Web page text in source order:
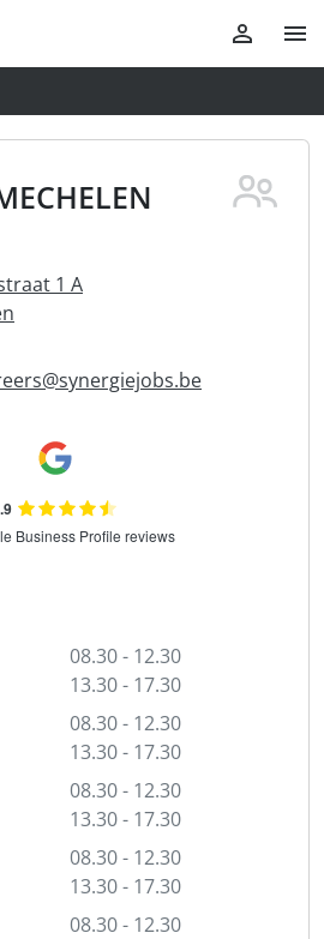
1 A
08.30 - 12.30
13.30 - 17.30
08.30 - 12.30
13.30 - 17.30
08.30 - 12.30
13.30 - 17.30
08.30 - 12.30
13.30 - 17.30
08.30 - 12.30